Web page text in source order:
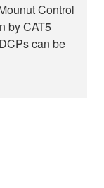
Control
by CAT5
can be